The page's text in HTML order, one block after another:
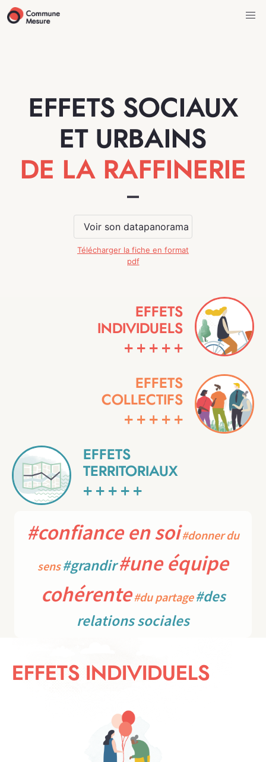
EFFETS SOCIAUX
ET URBAINS
DE LA RAFFINERIE
Voir son datapanorama
Télécharger la fiche en format
pdf
EFFETS
INDIVIDUELS
+++++
EFFETS
COLLECTIFS
+++++
EFFETS
TERRITORIAUX
+++++
#confiance en soi#donner du
sens #grandir#une équipe
cohérente#du partage #des
relations sociales
EFFETS INDIVIDUELS